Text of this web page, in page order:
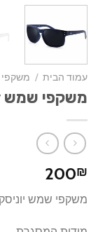
עמוד הבית /
משקפי שמש CHARLETT – iTay
200₪
משקפי שמש